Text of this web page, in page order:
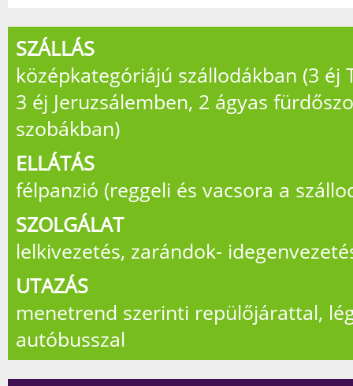
SZÁLLÁS
középkategóriájú szállodákban (3 éj
3 éj Jeruzsálemben, 2 ágyas
szobákban)
ELLÁTÁS
félpanzió (reggeli és vacsora a
SZOLGÁLAT
lelkivezetés, zarándok-
UTAZÁS
menetrend szerinti repülőjárattal,
autóbusszal